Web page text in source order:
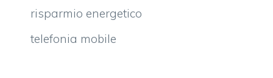
risparmio energetico
telefonia mobile